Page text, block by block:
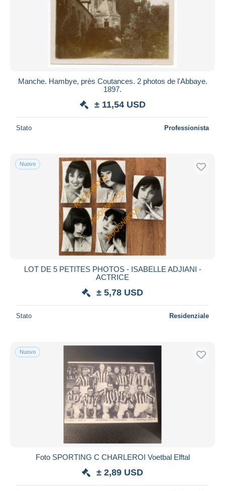
Manche. Hambye, près Coutances. 2 photos de l'Abbaye.
1897.
± 11,54 USD
Stato Professionista
Nuovo
LOT DE 5 PETITES PHOTOS - ISABELLE ADJIANI -
ACTRICE
± 5,78 USD
Stato Residenziale
Nuovo
Foto SPORTING C CHARLEROI Voetbal Elftal
± 2,89 USD